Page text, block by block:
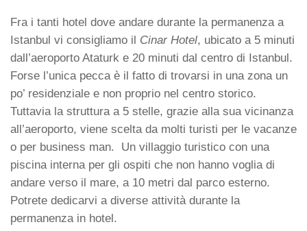
Fra i tanti hotel dove andare durante la permanenza a
Istanbul vi consigliamo il Cinar Hotel, ubicato a 5 minuti
dall’aeroporto Ataturk e 20 minuti dal centro di Istanbul.
Forse l’unica pecca è il fatto di trovarsi in una zona un
po’ residenziale e non proprio nel centro storico.
Tuttavia la struttura a 5 stelle, grazie alla sua vicinanza
all’aeroporto, viene scelta da molti turisti per le vacanze
o per business man. Un villaggio turistico con una
piscina interna per gli ospiti che non hanno voglia di
andare verso il mare, a 10 metri dal parco esterno.
Potrete dedicarvi a diverse attività durante la
permanenza in hotel.